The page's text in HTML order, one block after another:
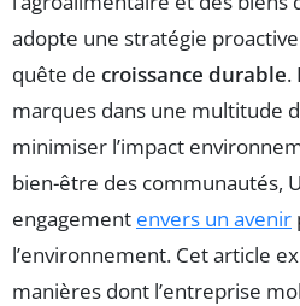
adopte une stratégie
quête de croissance durable.
marques dans une multitude
minimiser l’impact
bien-être des communautés,
engagement envers un avenir
l’environnement. Cet article
manières dont l’entreprise